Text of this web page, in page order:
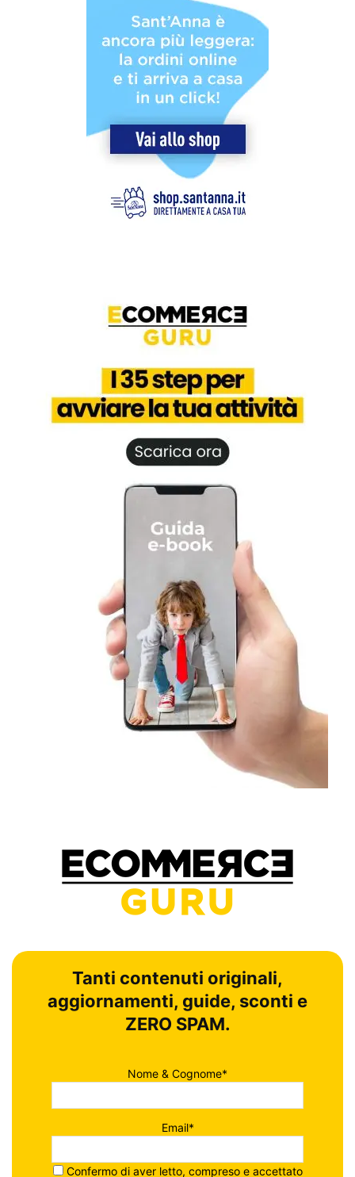
Tanti contenuti originali,
aggiornamenti, guide, sconti e
ZERO SPAM.
Nome & Cognome*
Email*
Confermo di aver letto, compreso e accettato